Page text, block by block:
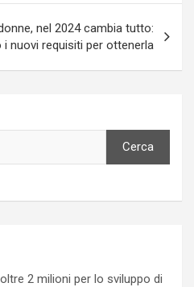
nel 2024 cambia tutto:
i nuovi requisiti per ottenerla
Cerca
2 milioni per lo sviluppo di